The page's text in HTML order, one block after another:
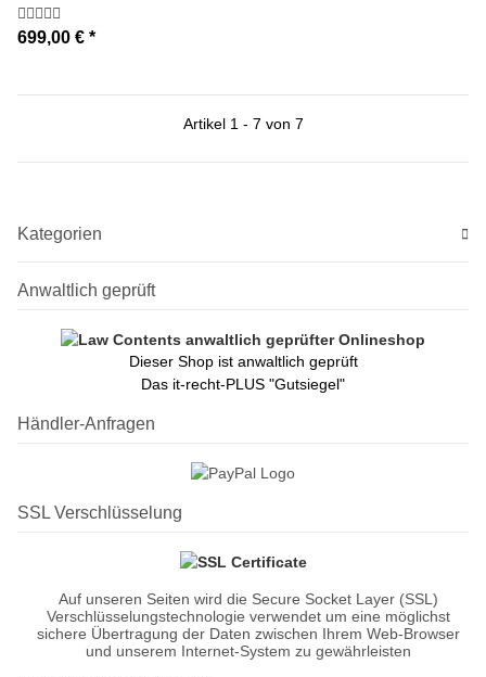
umgesetzt in bis zu 32
Transponder
699,00 € *
Artikel 1 - 7 von 7
Kategorien
Anwaltlich geprüft
Dieser Shop ist anwaltlich geprüft
Das it-recht-PLUS "Gutsiegel"
Händler-Anfragen
SSL Verschlüsselung
Auf unseren Seiten wird die Secure Socket Layer (SSL)
Verschlüsselungstechnologie verwendet um eine möglichst
sichere Übertragung der Daten zwischen Ihrem Web-Browser
und unserem Internet-System zu gewährleisten